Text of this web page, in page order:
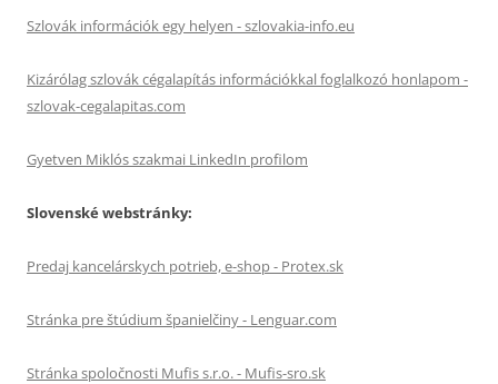
Szlovák információk egy helyen - szlovakia-info.eu
Kizárólag szlovák cégalapítás információkkal foglalkozó honlapom -
szlovak-cegalapitas.com
Gyetven Miklós szakmai LinkedIn profilom
Slovenské webstránky:
Predaj kancelárskych potrieb, e-shop - Protex.sk
Stránka pre štúdium španielčiny - Lenguar.com
Stránka spoločnosti Mufis s.r.o. - Mufis-sro.sk